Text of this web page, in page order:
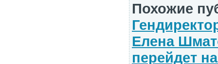
Похожие
Елена
перейдет